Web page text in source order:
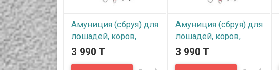
Амуниция (сбруя) для
лошадей, коров,
молодых быков, для
3 990 T
Амуниция (сбруя) для
лошадей, коров,
молодых быков, для
3 990 T